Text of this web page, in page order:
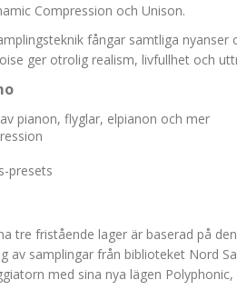
Compression och Unison.
fångar samtliga
ger otrolig realism, livfullhet och
pianon, flyglar, elpianon och mer
presets
tre fristående lager är baserad på
av samplingar från biblioteket Nord
med sina nya lägen